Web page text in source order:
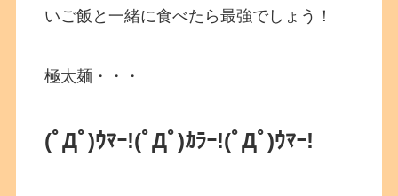
いご飯と一緒に食べたら最強でしょう！
極太麺・・・
(ﾟДﾟ)ｳﾏｰ!(ﾟДﾟ)ｶﾗｰ!(ﾟДﾟ)ｳﾏｰ!